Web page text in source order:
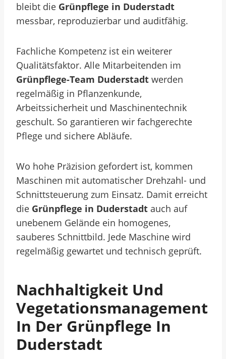
bleibt die Grünpflege in Duderstadt
messbar, reproduzierbar und auditfähig.
Fachliche Kompetenz ist ein weiterer
Qualitätsfaktor. Alle Mitarbeitenden im
Grünpflege-Team Duderstadt werden
regelmäßig in Pflanzenkunde,
Arbeitssicherheit und Maschinentechnik
geschult. So garantieren wir fachgerechte
Pflege und sichere Abläufe.
Wo hohe Präzision gefordert ist, kommen
Maschinen mit automatischer Drehzahl- und
Schnittsteuerung zum Einsatz. Damit erreicht
die Grünpflege in Duderstadt auch auf
unebenem Gelände ein homogenes,
sauberes Schnittbild. Jede Maschine wird
regelmäßig gewartet und technisch geprüft.
Nachhaltigkeit Und
Vegetationsmanagement
In Der Grünpflege In
Duderstadt